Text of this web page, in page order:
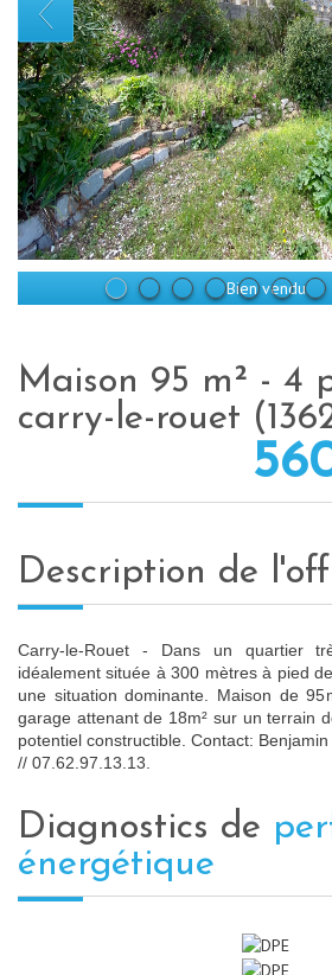
Bien vendu
maison 95 m² - 4 pièces -
carry-le-rouet
description de
Carry-le-Rouet - Dans un quartier
idéalement située à 300 mètres à pied
une situation dominante. Maison de
garage attenant de 18m² sur un terrain
potentiel constructible. Contact:
// 07.62.97.13.13.
diagnostics de
énergétique